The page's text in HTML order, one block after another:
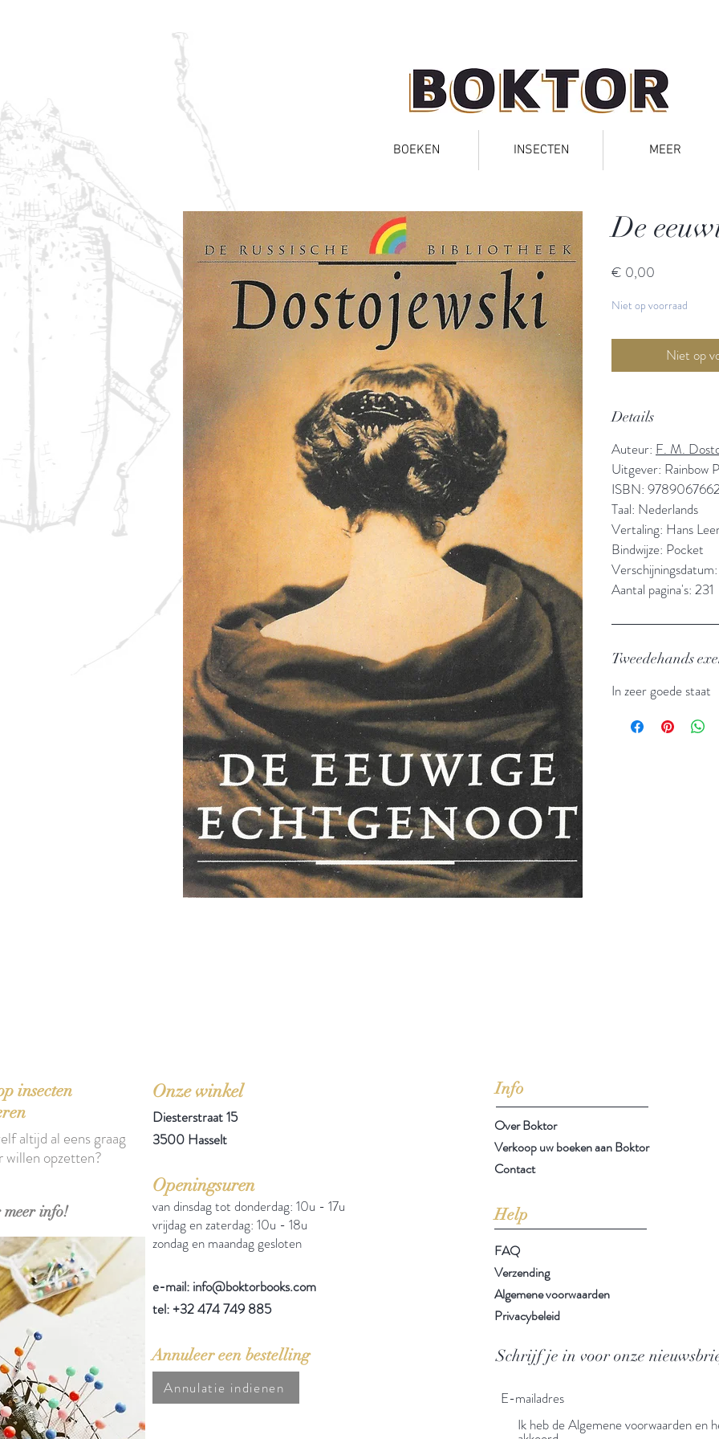
BOEKEN INSECTEN MEER
De
€ 0,00
Niet op voorraad
Details
Auteur: F. M.
Uitgever: Rainbow
ISBN:
Taal: Nederlands
Vertaling: Hans
Bindwijze: Pocket
Aantal pagina's: 231
Tweedehands
In zeer goede staat
insecten
info!
altijd al eens graag
willen opzetten?
Onze winkel
Diesterstraat 15
3500 Hasselt
Openingsuren
van dinsdag tot donderdag: 10u - 17u
vrijdag en zaterdag: 10u - 18u
zondag en maandag gesloten
e-mail: info@boktorbooks.com
tel: +32 474 749 885
Info
Over Boktor
Verkoop uw boeken aan Boktor
Contact
Help
FAQ
Verzending
Algemene voorwaarden
Privacybeleid
Schrijf je in voor onze
Ik heb de Algemene voorwaarden en
Annuleer een bestelling
Annulatie indienen